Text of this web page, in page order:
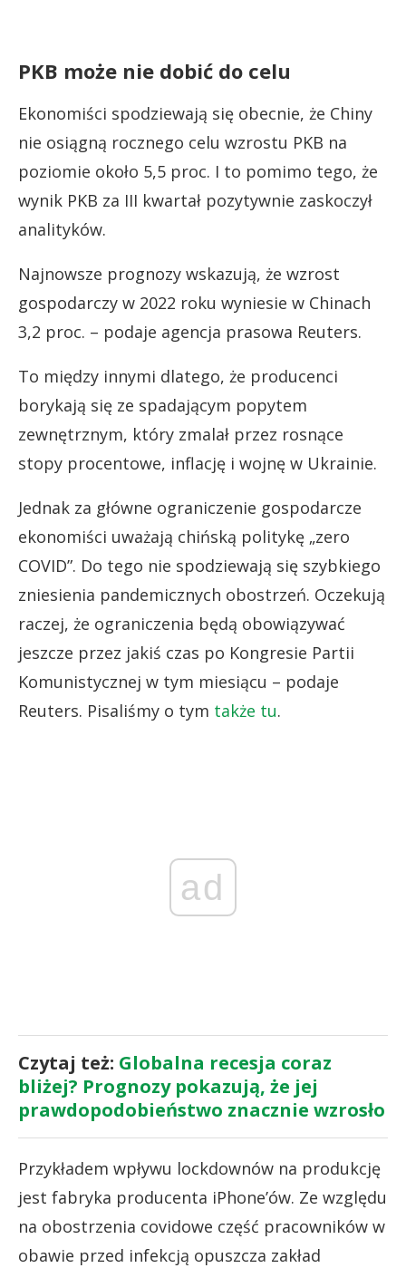
PKB może nie dobić do celu
Ekonomiści spodziewają się obecnie, że Chiny
nie osiągną rocznego celu wzrostu PKB na
poziomie około 5,5 proc. I to pomimo tego, że
wynik PKB za III kwartał pozytywnie zaskoczył
analityków.
Najnowsze prognozy wskazują, że wzrost
gospodarczy w 2022 roku wyniesie w Chinach
3,2 proc. – podaje agencja prasowa Reuters.
To między innymi dlatego, że producenci
borykają się ze spadającym popytem
zewnętrznym, który zmalał przez rosnące
stopy procentowe, inflację i wojnę w Ukrainie.
Jednak za główne ograniczenie gospodarcze
ekonomiści uważają chińską politykę „zero
COVID”. Do tego nie spodziewają się szybkiego
zniesienia pandemicznych obostrzeń. Oczekują
raczej, że ograniczenia będą obowiązywać
jeszcze przez jakiś czas po Kongresie Partii
Komunistycznej w tym miesiącu – podaje
Reuters. Pisaliśmy o tym także tu.
ad
Czytaj też: Globalna recesja coraz
bliżej? Prognozy pokazują, że jej
prawdopodobieństwo znacznie wzrosło
Przykładem wpływu lockdownów na produkcję
jest fabryka producenta iPhone’ów. Ze względu
na obostrzenia covidowe część pracowników w
obawie przed infekcją opuszcza zakład